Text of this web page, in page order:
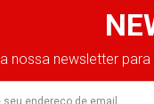
nossa newsletter